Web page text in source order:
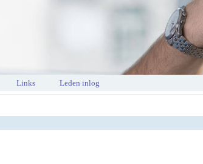
Links Leden inlog